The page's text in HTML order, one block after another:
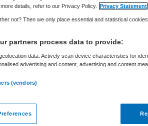
psychologen en
op stages en
De Monitor, het
(NIP) en de Nederlandse
details, refer to our Privacy Policy. Privacy Statement
not? Then we only place essential and statistical
partners process data to provide:
data. Actively scan device characteristics for
advertising and content, advertising and content
(vendors)